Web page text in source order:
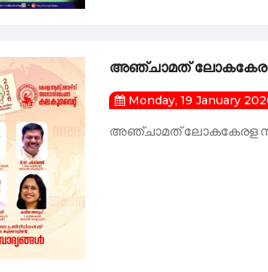
അഞ്ചാമത് ലോകകേരള
Monday, 19 January
അഞ്ചാമത് ലോകകേരള